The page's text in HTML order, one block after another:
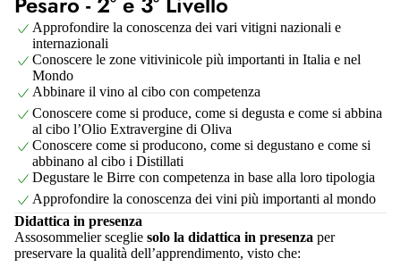
Approfondire la conoscenza dei vari vitigni nazionali e
internazionali
Conoscere le zone vitivinicole più importanti in Italia e nel
Mondo
Abbinare il vino al cibo con competenza
Conoscere come si produce, come si degusta e come si abbina
al cibo l’Olio Extravergine di Oliva
Conoscere come si producono, come si degustano e come si
abbinano al cibo i Distillati
Degustare le Birre con competenza in base alla loro tipologia
Approfondire la conoscenza dei vini più importanti al mondo
Didattica in presenza
Assosommelier sceglie solo la didattica in presenza per
preservare la qualità dell’apprendimento, visto che: